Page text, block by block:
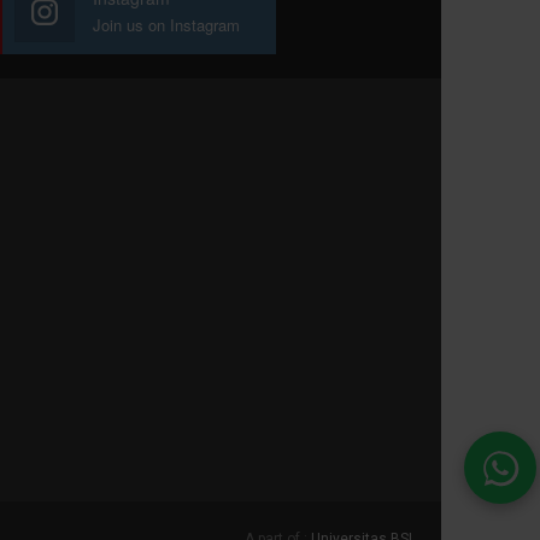
Join us on Instagram